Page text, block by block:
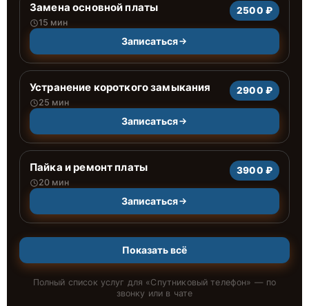
Замена основной платы
15 мин
2500 ₽
Записаться
Устранение короткого замыкания
25 мин
2900 ₽
Записаться
Пайка и ремонт платы
20 мин
3900 ₽
Записаться
Показать всё
Полный список услуг для «Спутниковый телефон» — по
звонку или в чате